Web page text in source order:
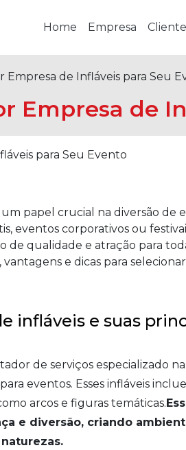
Home Empresa
Empresa de Infláveis para Seu
Empresa de
papel crucial na diversão de
eventos corporativos ou
qualidade e atração para
e dicas para
infláveis e suas
de serviços especializado
eventos. Esses infláveis
arcos e figuras temáticas.
e diversão, criando